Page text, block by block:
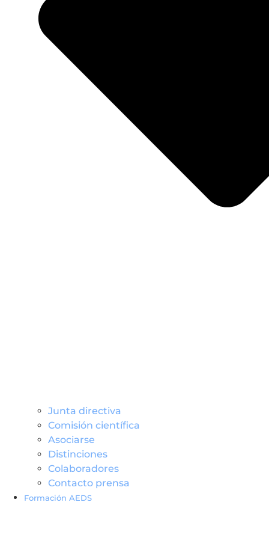
Junta directiva
Comisión científica
Asociarse
Distinciones
Colaboradores
Contacto prensa
Formación AEDS